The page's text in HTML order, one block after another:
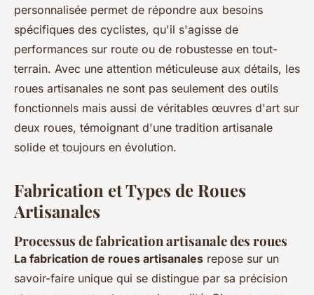
personnalisée permet de répondre aux besoins
spécifiques des cyclistes, qu'il s'agisse de
performances sur route ou de robustesse en tout-
terrain. Avec une attention méticuleuse aux détails, les
roues artisanales ne sont pas seulement des outils
fonctionnels mais aussi de véritables œuvres d'art sur
deux roues, témoignant d'une tradition artisanale
solide et toujours en évolution.
Fabrication et Types de Roues
Artisanales
Processus de fabrication artisanale des roues
La fabrication de roues artisanales repose sur un
savoir-faire unique qui se distingue par sa précision